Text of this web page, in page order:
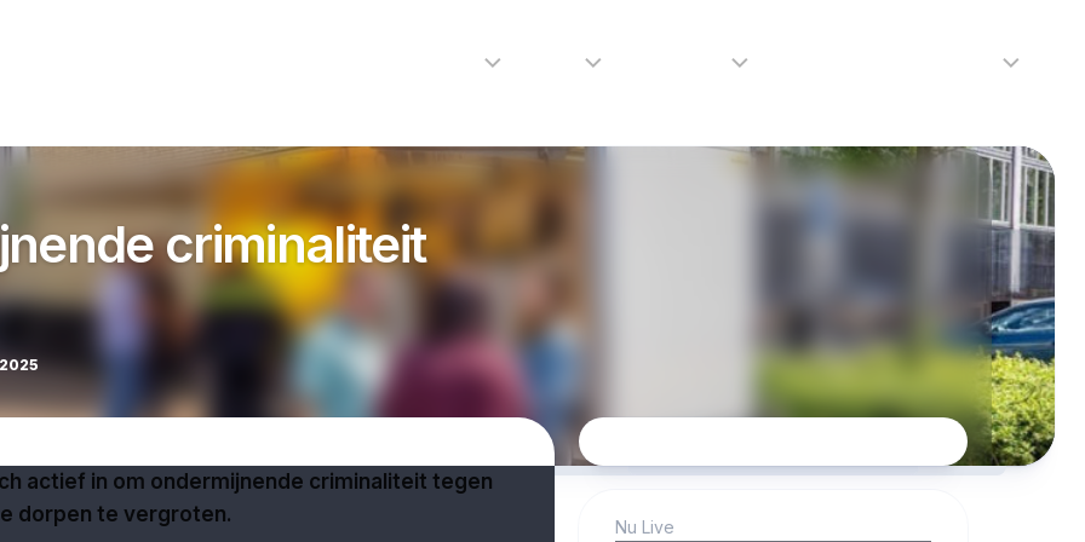
Noord-
Regio
Streekagenda
Theater
LIVE
criminaliteit
actief in om ondermijnende criminaliteit tegen
dorpen te vergroten.
Nu Live
Protected by WP Anti-Hacker